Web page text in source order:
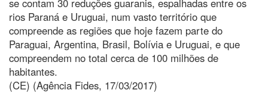
se contam 30 reduções guaranis, espalhadas entre os
rios Paraná e Uruguai, num vasto território que
compreende as regiões que hoje fazem parte do
Paraguai, Argentina, Brasil, Bolívia e Uruguai, e que
compreendem no total cerca de 100 milhões de
habitantes.
(CE) (Agência Fides, 17/03/2017)